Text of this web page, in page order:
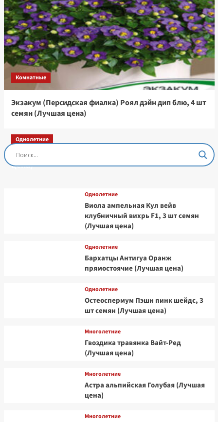
Комнатные
Экзакум (Персидская фиалка) Роял дэйн дип блю, 4 шт
семян (Лучшая цена)
Однолетние
Остеоспермум Пэшн Роуз, 3 шт семян (Лучшая
цена)
Однолетние
Виола ампельная Кул вейв
клубничный вихрь F1, 3 шт семян
(Лучшая цена)
Однолетние
Бархатцы Антигуа Оранж
прямостоячие (Лучшая цена)
Однолетние
Остеоспермум Пэшн пинк шейдс, 3
шт семян (Лучшая цена)
Многолетние
Гвоздика травянка Вайт-Ред
(Лучшая цена)
Многолетние
Астра альпийская Голубая (Лучшая
цена)
Многолетние